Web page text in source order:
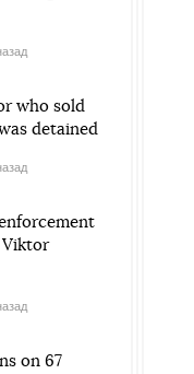
who sold
detained
Viktor
on 67